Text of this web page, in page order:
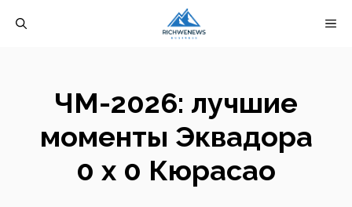
ЧМ-2026: лучшие
моменты Эквадора
0 x 0 Кюрасао